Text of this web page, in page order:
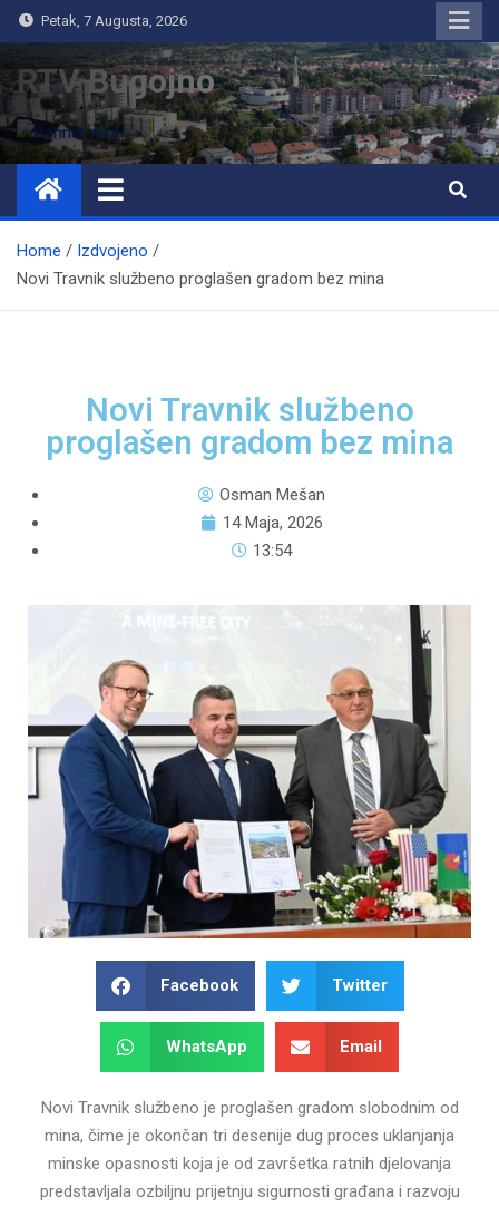
Petak, 7 Augusta, 2026
RTV Bugojno
Home
Izdvojeno
Novi Travnik službeno proglašen gradom bez mina
Novi Travnik službeno
proglašen gradom bez mina
Osman Mešan
14 Maja, 2026
13:54
Facebook Twitter
WhatsApp Email
Novi Travnik službeno je proglašen gradom slobodnim od
mina, čime je okončan tri desenije dug proces uklanjanja
minske opasnosti koja je od završetka ratnih djelovanja
predstavljala ozbiljnu prijetnju sigurnosti građana i razvoju